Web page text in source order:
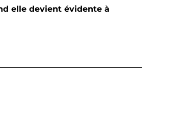
elle devient évidente à